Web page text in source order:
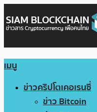
เมนู
ข่าวคริปโตเคอเรนซี่
ข่าว Bitcoin